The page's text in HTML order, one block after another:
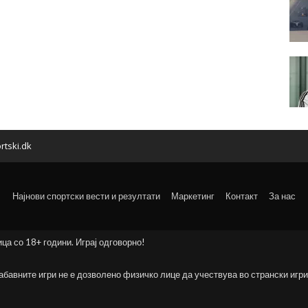
Најнови спортски вести и резултати Маркетинг Контакт За нас
со 18+ години. Играј одговорно!
игри не е дозволено физичко лице да учествува во странски